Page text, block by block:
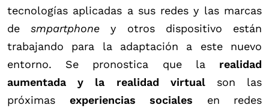
tecnologías aplicadas a sus redes y las marcas
desmpartphone y otros dispositivo están
trabajando para la adaptación a este nuevo
entorno. Se pronostica que la realidad
aumentada y la realidad virtual son las
próximas experiencias sociales en redes